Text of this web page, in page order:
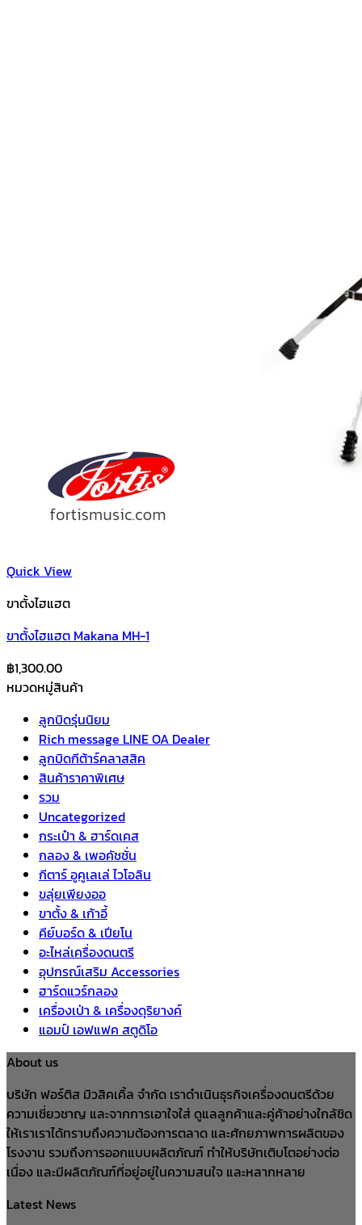
Quick View
ขาตั้งไฮแฮต
ขาตั้งไฮแฮต Makana MH-1
฿1,300.00
หมวดหมู่สินค้า
ลูกบิดรุ่นนิยม
Rich message LINE OA Dealer
ลูกบิดกีต้าร์คลาสสิค
สินค้าราคาพิเศษ
รวม
Uncategorized
กระเป๋า & ฮาร์ดเคส
กลอง & เพอคัชชั่น
กีตาร์ อูคูเลเล่ ไวโอลิน
ขลุ่ยเพียงออ
ขาตั้ง & เก้าอี้
คีย์บอร์ด & เปียโน
อะไหล่เครื่องดนตรี
อุปกรณ์เสริม Accessories
ฮาร์ดแวร์กลอง
เครื่องเป่า & เครื่องดุริยางค์
แอมป์ เอฟแฟค สตูดิโอ
About us
บริษัท ฟอร์ติส มิวสิคเคิ้ล จำกัด เราดำเนินธุรกิจเครื่องดนตรีด้วย
ความเชี่ยวชาญ และจากการเอาใจใส่ ดูแลลูกค้าและคู่ค้าอย่างใกล้ชิด
ให้เราเราได้ทราบถึงความต้องการตลาด และศักยภาพการผลิตของ
โรงงาน รวมถึงการออกแบบผลิตภัณฑ์ ทำให้บริษัทเติบโตอย่างต่อ
เนื่อง และมีผลิตภัณฑ์ที่อยู่อยู่ในความสนใจ และหลากหลาย
Latest News